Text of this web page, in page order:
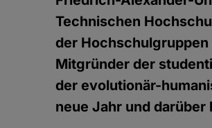
Technischen
der Hochschulgruppen
Mitgründer der
der evolutionär-
neue Jahr und darüber